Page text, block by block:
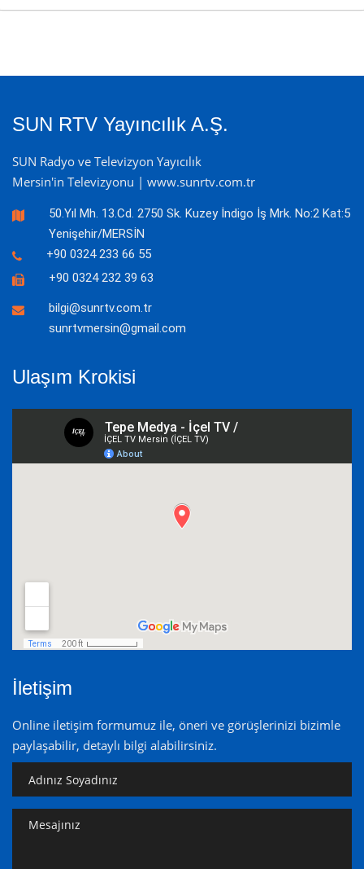
SUN RTV Yayıncılık A.Ş.
SUN Radyo ve Televizyon Yayıcılık
Mersin'in Televizyonu | www.sunrtv.com.tr
50.Yıl Mh. 13.Cd. 2750 Sk. Kuzey İndigo İş Mrk. No:2 Kat:5
Yenişehir/MERSİN
+90 0324 233 66 55
+90 0324 232 39 63
bilgi@sunrtv.com.tr
sunrtvmersin@gmail.com
Ulaşım Krokisi
İletişim
Online iletişim formumuz ile, öneri ve görüşlerinizi bizimle
paylaşabilir, detaylı bilgi alabilirsiniz.